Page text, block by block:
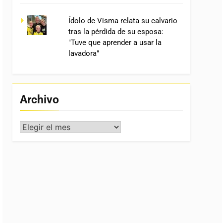
Ídolo de Visma relata su calvario
tras la pérdida de su esposa:
"Tuve que aprender a usar la
lavadora"
Archivo
Archivo